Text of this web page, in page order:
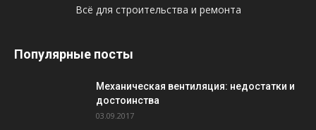
Всё для строительства и ремонта
Популярные посты
Механическая вентиляция: недостатки и
достоинства
03.09.2017